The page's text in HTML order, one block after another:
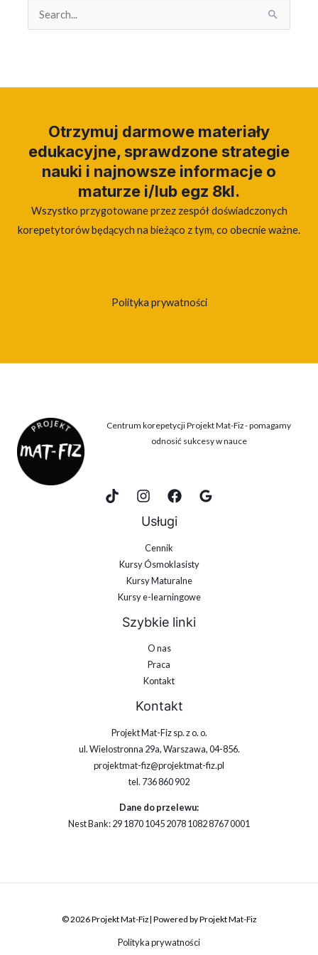
Search
Otrzymuj darmowe materiały
edukacyjne, sprawdzone strategie
nauki i najnowsze informacje o
maturze i/lub egz 8kl.
Wszystko przygotowane przez zespół doświadczonych
korepetytorów będących na bieżąco z tym, co obecnie ważne.
Polityka prywatności
Centrum korepetycji Projekt Mat-Fiz - pomagamy
odnosić sukcesy w nauce
Usługi
Cennik
Kursy Ósmoklasisty
Kursy Maturalne
Kursy e-learningowe
Szybkie linki
O nas
Praca
Kontakt
Kontakt
Projekt Mat-Fiz sp. z o. o.
ul. Wielostronna 29a, Warszawa, 04-856.
projektmat-fiz@projektmat-fiz.pl
tel. 736 860 902
Dane do przelewu:
Nest Bank: 29 1870 1045 2078 1082 8767 0001
© 2026 Projekt Mat-Fiz | Powered by Projekt Mat-Fiz
Polityka prywatności